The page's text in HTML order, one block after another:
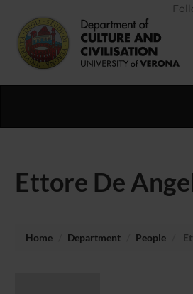
Ettore De
Home Department People